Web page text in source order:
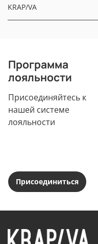
KRAP/VA
Программа
лояльности
Присоединяйтесь к
нашей системе
лояльности
Присоединиться